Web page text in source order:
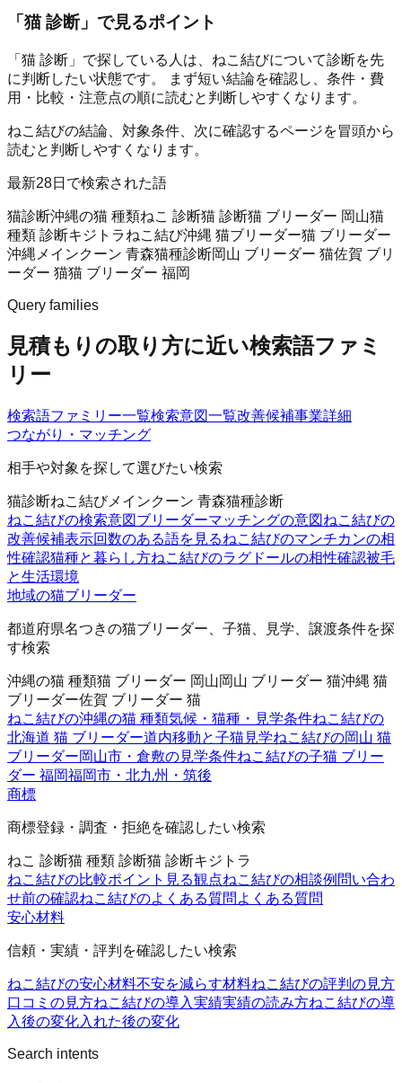
「 猫 診断」で見るポイント
「猫 診断」で探している人は、ねこ結びについて診断を先
に判断したい状態です。 まず短い結論を確認し、条件・費
用・比較・注意点の順に読むと判断しやすくなります。
ねこ結びの結論、対象条件、次に確認するページを冒頭から
読むと判断しやすくなります。
最新28日で検索された語
猫診断沖縄の猫 種類ねこ 診断猫 診断猫 ブリーダー 岡山猫
種類 診断キジトラねこ結び沖縄 猫ブリーダー猫 ブリーダー
沖縄 メインクーン 青森猫種診断岡山 ブリーダー 猫佐賀 ブリ
ーダー 猫猫 ブリーダー 福岡
Query families
見積もりの取り方に近い検索語ファミ
リー
検索語ファミリー一覧検索意図一覧改善候補事業詳細
つながり・マッチング
相手や対象を探して選びたい検索
猫診断ねこ結びメインクーン 青森猫種診断
ねこ結びの検索意図 ブリーダーマッチングの意図 ねこ結びの
改善候補表示回数のある語を見るねこ結びのマンチカンの相
性確認猫種と暮らし方ねこ結びのラグドールの相性確認被毛
と生活環境
地域の猫ブリーダー
都道府県名つきの猫ブリーダー、子猫、見学、譲渡条件を探
す検索
沖縄の猫 種類猫 ブリーダー 岡山岡山 ブリーダー 猫沖縄 猫
ブリーダー佐賀 ブリーダー 猫
ねこ結びの沖縄の猫 種類気候・猫種・見学条件ねこ結びの
北海道 猫 ブリーダー道内移動と子猫見学ねこ結びの岡山 猫
ブリーダー岡山市・倉敷の見学条件ねこ結びの子猫 ブリー
ダー 福岡福岡市・北九州・筑後
商標
商標登録・調査・拒絶を確認したい検索
ねこ 診断猫 種類 診断猫 診断キジトラ
ねこ結びの比較ポイント 見る観点ねこ結びの相談例 問い合わ
せ前の確認ねこ結びのよくある質問 よくある質問
安心材料
信頼・実績・評判を確認したい検索
ねこ結びの安心材料不安を減らす材料ねこ結びの評判の見方
口コミの見方ねこ結びの導入実績実績の読み方ねこ結びの導
入後の変化入れた後の変化
Search intents